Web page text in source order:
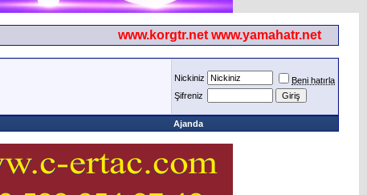
www.korgtr.net www.yamahatr.net
Nickiniz
Beni hatırla
Şifreniz
Ajanda